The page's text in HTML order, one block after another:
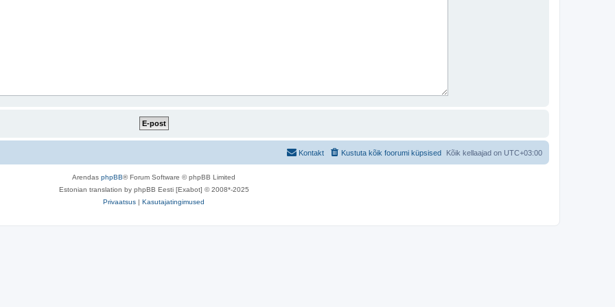
Kõik kellaajad on UTC+03:00
Kustuta kõik foorumi küpsised
Kontakt
Arendas phpBB® Forum Software © phpBB Limited
Estonian translation by phpBB Eesti [Exabot] © 2008*-2025
Privaatsus | Kasutajatingimused